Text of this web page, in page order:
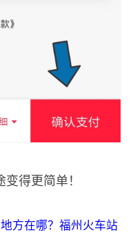
得更简单！
方在哪？福州火车站